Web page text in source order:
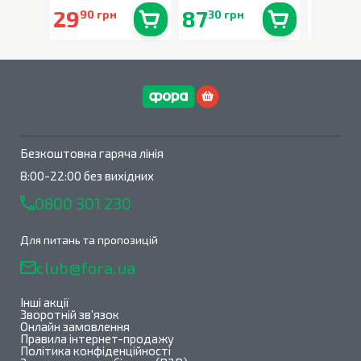
2990 грн 8730 грн
Безкоштовна гаряча лінія
8:00-22:00 без вихідних
0800 301 230
Для питань та пропозицій
club@fora.ua
Інші акції
Зворотній зв'язок
Онлайн замовлення
Правила інтернет-продажу
Політика конфіденційності